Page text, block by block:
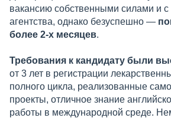
вакансию собственными силами и
агентства, однако безуспешно —
более 2-х месяцев.
Требования к кандидату были
от 3 лет в регистрации
полного цикла, реализованные
проекты, отличное знание
работы в международной среде.